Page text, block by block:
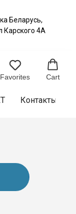
Беларусь,
Карского 4А
Favorites Cart
Контакты